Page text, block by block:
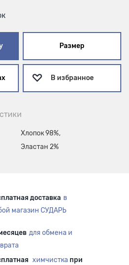
Размер
В избранное
Хлопок 98%,
Эластан 2%
доставка в
магазин СУДАРЬ
для обмена и
химчистка при